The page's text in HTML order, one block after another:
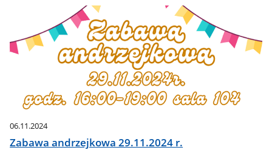
06.11.2024
Zabawa andrzejkowa 29.11.2024 r.